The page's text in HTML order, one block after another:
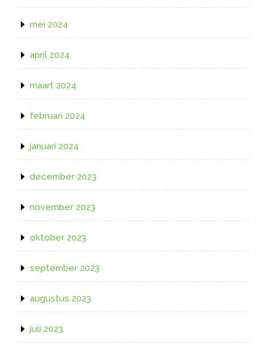
mei 2024
april 2024
maart 2024
februari 2024
januari 2024
december 2023
november 2023
oktober 2023
september 2023
augustus 2023
juli 2023